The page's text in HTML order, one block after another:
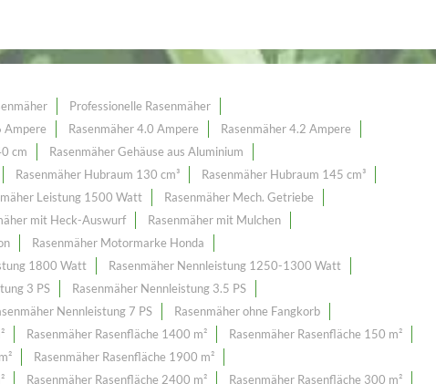
Professionelle Rasenmäher
Ampere Rasenmäher 4.0 Ampere
Rasenmäher 4.2 Ampere
cm
Rasenmäher Gehäuse aus Aluminium
Rasenmäher Hubraum 130 cm³
Rasenmäher Hubraum 145 cm³
Leistung 1500 Watt
Rasenmäher Mech. Getriebe
mit Heck-Auswurf
Rasenmäher mit Mulchen
Rasenmäher Motormarke Honda
1800 Watt
Rasenmäher Nennleistung 1250-1300 Watt
3 PS
Rasenmäher Nennleistung 3.5 PS
Nennleistung 7 PS
Rasenmäher ohne Fangkorb
Rasenmäher Rasenfläche 1400 m²
Rasenmäher Rasenfläche 150 m²
Rasenmäher Rasenfläche 1900 m²
Rasenmäher Rasenfläche 2400 m² Rasenmäher Rasenfläche 300 m²